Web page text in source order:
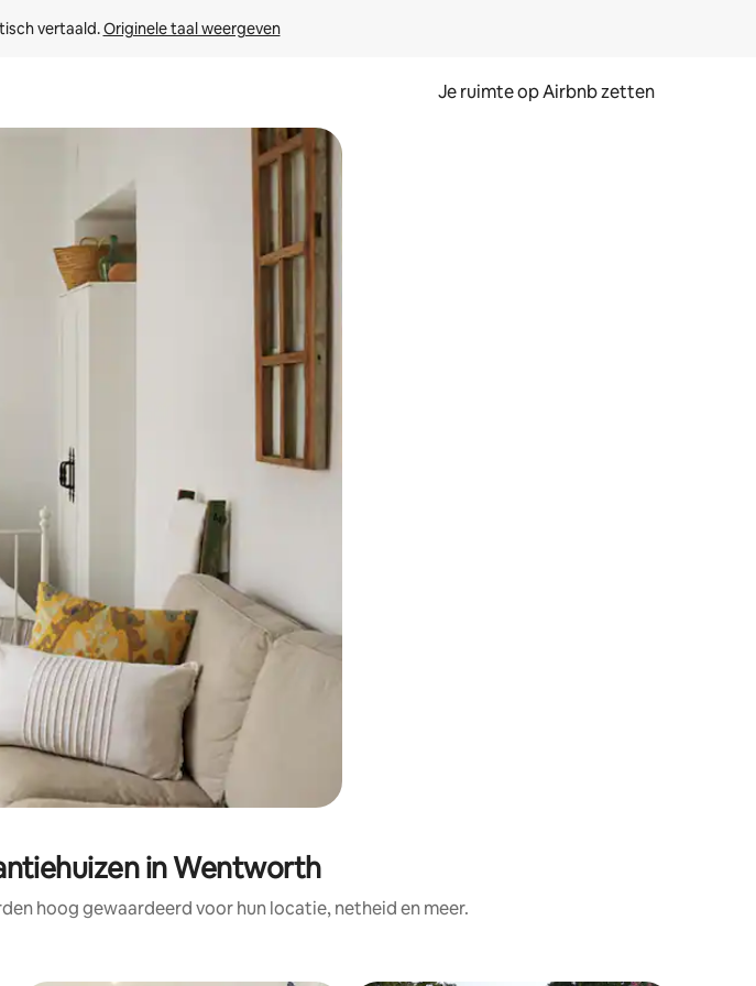
vertaald. Originele taal weergeven
Je ruimte op Airbnb zetten
omhoog en omlaag, óf door te tikken of swipen.
in Wentworth
hoog gewaardeerd voor hun locatie, netheid en meer.